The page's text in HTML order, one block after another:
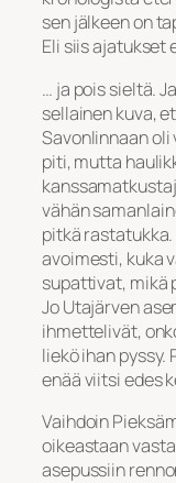
sen jälkeen on
Eli siis ajatukset
… ja pois sieltä.
sellainen kuva,
Savonlinnaan oli
piti, mutta
vähän
pitkä
avoimesti, kuka
supattivat, mikä
Jo Utajärven
ihmettelivät,
liekö ihan pyssy.
enää viitsi edes
Vaihdoin
oikeastaan
asepussiin